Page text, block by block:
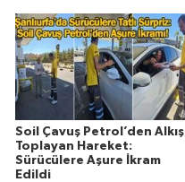
Soil Çavuş Petrol’den Alkış
Toplayan Hareket:
Sürücülere Aşure İkram
Edildi